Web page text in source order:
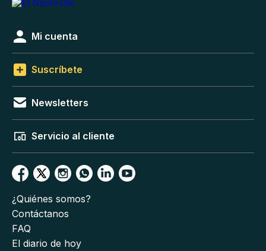
Mi cuenta
Suscríbete
Newsletters
Servicio al cliente
¿Quiénes somos?
Contáctanos
FAQ
El diario de hoy